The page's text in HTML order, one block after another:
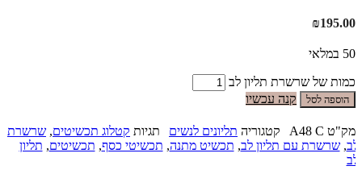
₪195.00
50 במלאי
כמות של שרשרת תליון לב
הוספה לסל קנה עכשיו
מק"ט A48 C קטגוריה תליונים לנשים תגיות קטלוג תכשיטים, שרשרת
לב,שרשרת עם תליון לב, תכשיט מתנה, תכשיטי כסף, תכשיטים, תליון
לב